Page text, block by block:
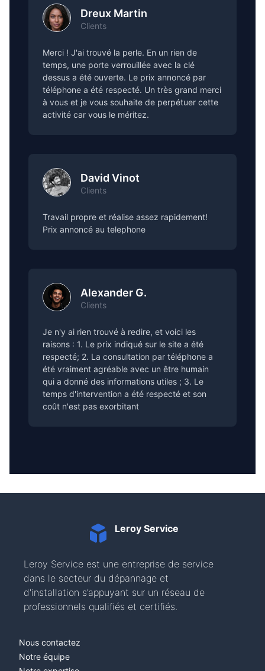
Dreux Martin
Clients
Merci ! J'ai trouvé la perle. En un rien de
temps, une porte verrouillée avec la clé
dessus a été ouverte. Le prix annoncé par
téléphone a été respecté. Un très grand merci
à vous et je vous souhaite de perpétuer cette
activité car vous le méritez.
David Vinot
Clients
Travail propre et réalise assez rapidement!
Prix annoncé au telephone
Alexander G.
Clients
Je n'y ai rien trouvé à redire, et voici les
raisons : 1. Le prix indiqué sur le site a été
respecté; 2. La consultation par téléphone a
été vraiment agréable avec un être humain
qui a donné des informations utiles ; 3. Le
temps d'intervention a été respecté et son
coût n'est pas exorbitant
Leroy Service
Leroy Service est une entreprise de service
dans le secteur du dépannage et
d'installation s’appuyant sur un réseau de
professionnels qualifiés et certifiés.
Nous contactez
Notre équipe